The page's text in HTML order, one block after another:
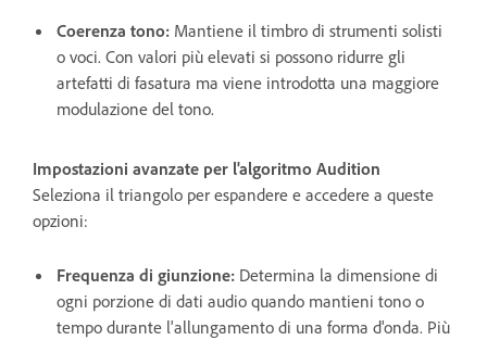
Coerenza tono: Mantiene il timbro di strumenti solisti
o voci. Con valori più elevati si possono ridurre gli
artefatti di fasatura ma viene introdotta una maggiore
modulazione del tono.
Impostazioni avanzate per l'algoritmo Audition
Seleziona il triangolo per espandere e accedere a queste
opzioni:
Frequenza di giunzione: Determina la dimensione di
ogni porzione di dati audio quando mantieni tono o
tempo durante l'allungamento di una forma d'onda. Più